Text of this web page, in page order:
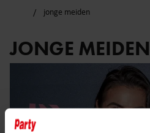
jonge meiden
JONGE MEIDEN